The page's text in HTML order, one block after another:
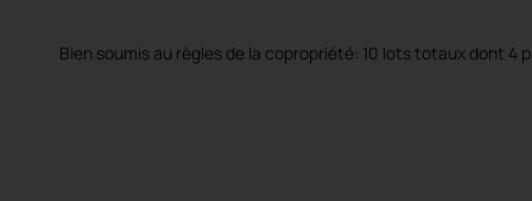
Bien soumis au règles de la copropriété: 10 lots totaux dont 4